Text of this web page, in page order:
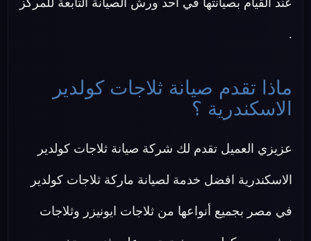
عند القيام بصيانتها في احد ورش الصيانة التابعة للمركز
.
ماذا تقدم صيانة ثلاجات كولدير
الاسكندرية ؟
عزيزي العميل تقدم لك شركة صيانة ثلاجات كولدير
الاسكندرية افضل خدمة لصيانة ماركة ثلاجات كولدير
في مصر بجميع أنواعها من ثلاجات ايونيزر وثلاجات